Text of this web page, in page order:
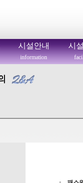
시설안내
information
시